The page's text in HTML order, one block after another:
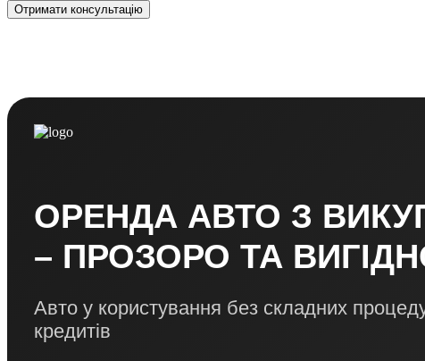
Отримати консультацію
ОРЕНДА АВТО З
– ПРОЗОРО ТА
Авто у користування без складних
кредитів